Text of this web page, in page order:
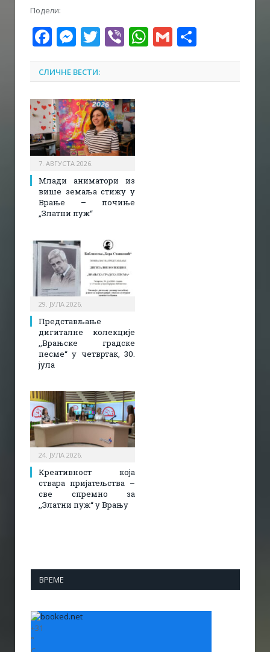
Подели:
Facebook
Messenger
Twitter
ViberWhatsApp
Gmail
СЛИЧНЕ ВЕСТИ:
7. АВГУСТА 2026.
Млади аниматори из
више земаља стижу у
Врање – почиње
„Златни пуж“
29. ЈУЛА 2026.
Представљање
дигиталне колекције
,,Врањске градске
песме“ у четвртак, 30.
јула
24. ЈУЛА 2026.
Креативност која
ствара пријатељства –
све спремно за
,,Златни пуж“ у Врању
ВРЕМЕ
+31
°